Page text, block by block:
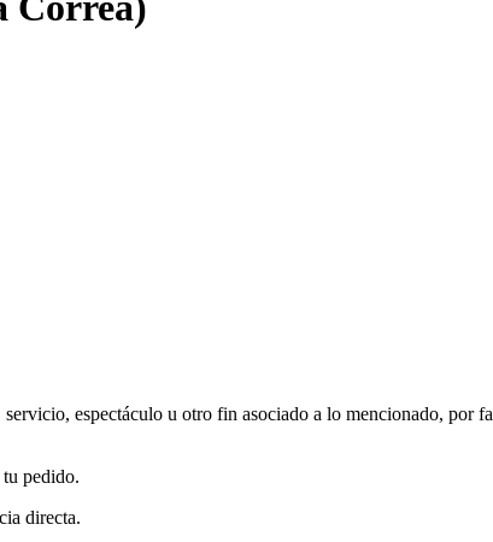
espectáculo u otro fin asociado a lo mencionado, por
pedido.
directa.